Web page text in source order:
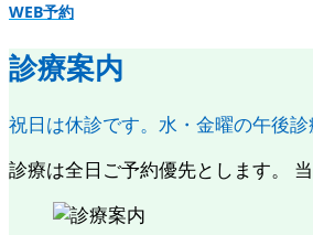
WEB予約
診療案内
祝日は休診です。水・金曜の午後
診療は全日ご予約優先とします。